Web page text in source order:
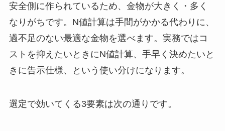
安全側に作られているため、金物が大きく・多く
なりがちです。N値計算は手間がかかる代わりに、
過不足のない最適な金物を選べます。実務ではコ
ストを抑えたいときにN値計算、手早く決めたいと
きに告示仕様、という使い分けになります。
選定で効いてくる3要素は次の通りです。